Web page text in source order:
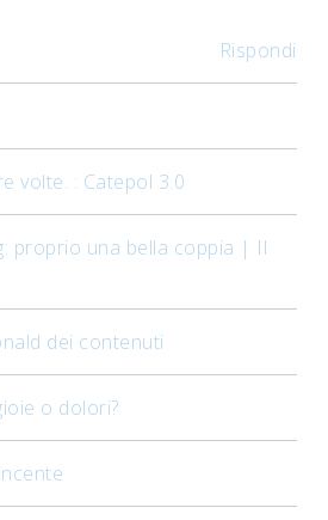
Rispondi
volte. : Catepol 3.0
proprio una bella coppia | Il
dei contenuti
o dolori?